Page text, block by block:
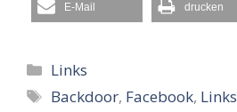
E-Mail drucken
Kategorien
Links
Schlagwörter
Backdoor, Facebook, Links